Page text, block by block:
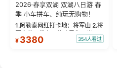
2026·春享双湖 双湖八日游 春
季 小车拼车、纯玩无购物！
1.阿勒泰网红打卡地：将军山 2.将
军山落日缆车，体验雪都风光 3.
将军山，夕阳派对，蹦迪party 4.
¥ 3380 354人看过